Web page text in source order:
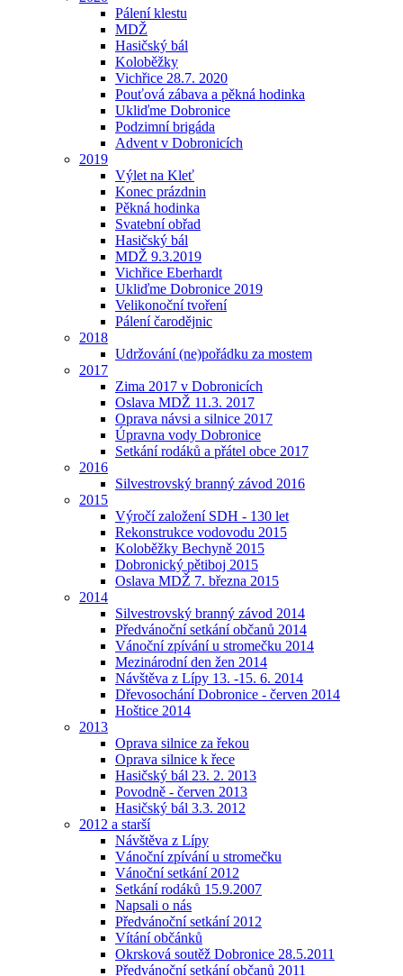
Pálení klestu
MDŽ
Hasičský bál
Koloběžky
Vichřice 28.7. 2020
Pouťová zábava a pěkná hodinka
Ukliďme Dobronice
Podzimní brigáda
Advent v Dobronicích
2019
Výlet na Kleť
Konec prázdnin
Pěkná hodinka
Svatební obřad
Hasičský bál
MDŽ 9.3.2019
Vichřice Eberhardt
Ukliďme Dobronice 2019
Velikonoční tvoření
Pálení čarodějnic
2018
Udržování (ne)pořádku za mostem
2017
Zima 2017 v Dobronicích
Oslava MDŽ 11.3. 2017
Oprava návsi a silnice 2017
Úpravna vody Dobronice
Setkání rodáků a přátel obce 2017
2016
Silvestrovský branný závod 2016
2015
Výročí založení SDH - 130 let
Rekonstrukce vodovodu 2015
Koloběžky Bechyně 2015
Dobronický pětiboj 2015
Oslava MDŽ 7. března 2015
2014
Silvestrovský branný závod 2014
Předvánoční setkání občanů 2014
Vánoční zpívání u stromečku 2014
Mezinárodní den žen 2014
Návštěva z Lípy 13. -15. 6. 2014
Dřevosochání Dobronice - červen 2014
Hoštice 2014
2013
Oprava silnice za řekou
Oprava silnice k řece
Hasičský bál 23. 2. 2013
Povodně - červen 2013
Hasičský bál 3.3. 2012
2012 a starší
Návštěva z Lípy
Vánoční zpívání u stromečku
Vánoční setkání 2012
Setkání rodáků 15.9.2007
Napsali o nás
Předvánoční setkání 2012
Vítání občánků
Okrsková soutěž Dobronice 28.5.2011
Předvánoční setkání občanů 2011